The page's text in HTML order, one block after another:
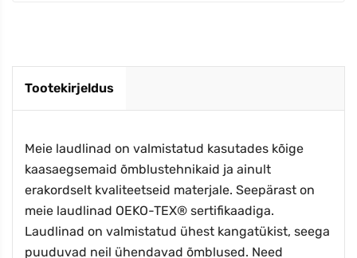
Tootekirjeldus
Meie laudlinad on valmistatud kasutades kõige
kaasaegsemaid õmblustehnikaid ja ainult
erakordselt kvaliteetseid materjale. Seepärast on
meie laudlinad OEKO-TEX® sertifikaadiga.
Laudlinad on valmistatud ühest kangatükist, seega
puuduvad neil ühendavad õmblused. Need